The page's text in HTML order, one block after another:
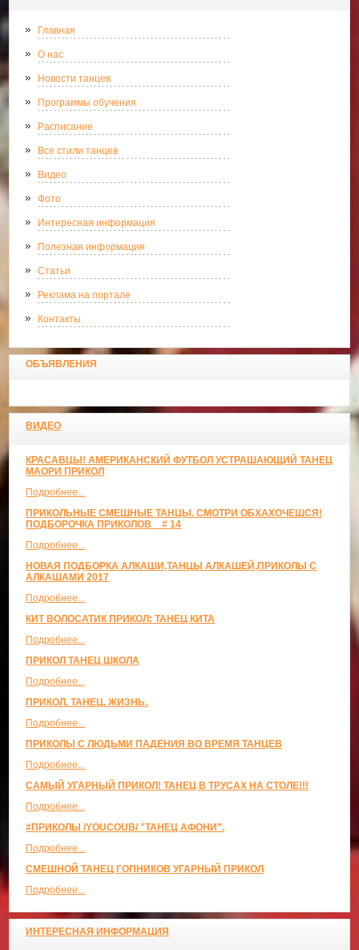
Главная
О нас
Новости танцев
Программы обучения
Расписание
Все стили танцев
Видео
Фото
Интересная информация
Полезная информация
Статьи
Реклама на портале
Контакты
ОБЪЯВЛЕНИЯ
ВИДЕО
КРАСАВЦЫ! АМЕРИКАНСКИЙ ФУТБОЛ УСТРАШАЮЩИЙ ТАНЕЦ
МАОРИ ПРИКОЛ
Подробнее...
ПРИКОЛЬНЫЕ СМЕШНЫЕ ТАНЦЫ. СМОТРИ ОБХАХОЧЕШСЯ!
ПОДБОРОЧКА ПРИКОЛОВ _ # 14
Подробнее...
НОВАЯ ПОДБОРКА АЛКАШИ,ТАНЦЫ АЛКАШЕЙ,ПРИКОЛЫ С
АЛКАШАМИ 2017
Подробнее...
КИТ ВОЛОСАТИК ПРИКОЛ: ТАНЕЦ КИТА
Подробнее...
ПРИКОЛ ТАНЕЦ ШКОЛА
Подробнее...
ПРИКОЛ. ТАНЕЦ. ЖИЗНЬ.
Подробнее...
ПРИКОЛЫ С ЛЮДЬМИ ПАДЕНИЯ ВО ВРЕМЯ ТАНЦЕВ
Подробнее...
САМЫЙ УГАРНЫЙ ПРИКОЛ! ТАНЕЦ В ТРУСАХ НА СТОЛЕ!!!
Подробнее...
#ПРИКОЛЫ /YOUCOUB/ "ТАНЕЦ АФОНИ".
Подробнее...
СМЕШНОЙ ТАНЕЦ ГОПНИКОВ УГАРНЫЙ ПРИКОЛ
Подробнее...
ИНТЕРЕСНАЯ ИНФОРМАЦИЯ